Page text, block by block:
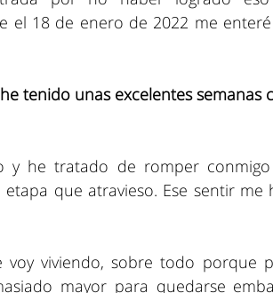
el 18 de enero de 2022 me
tenido unas excelentes semanas
y he tratado de romper
que atravieso. Ese sentir me
viviendo, sobre todo porque
mayor para quedarse